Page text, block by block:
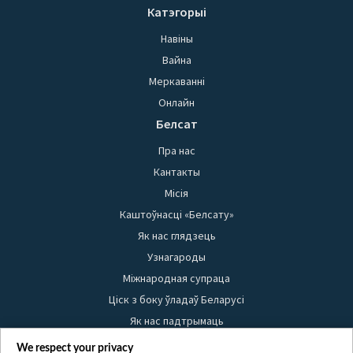
Катэгорыі
Навіны
Вайна
Меркаванні
Онлайн
Белсат
Пра нас
Кантакты
Місія
Каштоўнасці «Белсату»
Як нас глядзець
Узнагароды
Міжнародная супраца
Ціск з боку ўладаў Беларусі
Як нас падтрымаць
Правілы выкарыстання матэрыялаў
We respect your privacy